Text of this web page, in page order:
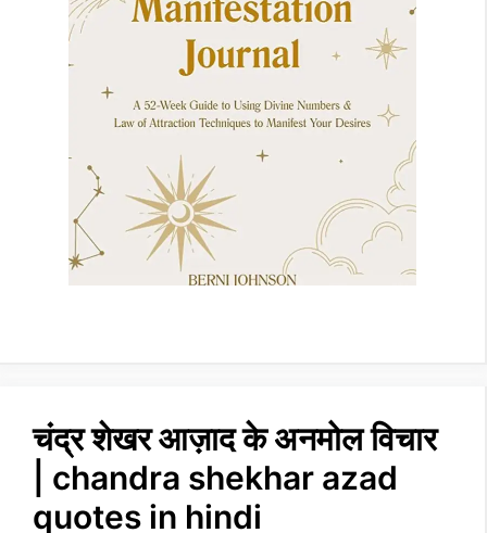
चंद्र शेखर आज़ाद के अनमोल विचार
| chandra shekhar azad
quotes in hindi